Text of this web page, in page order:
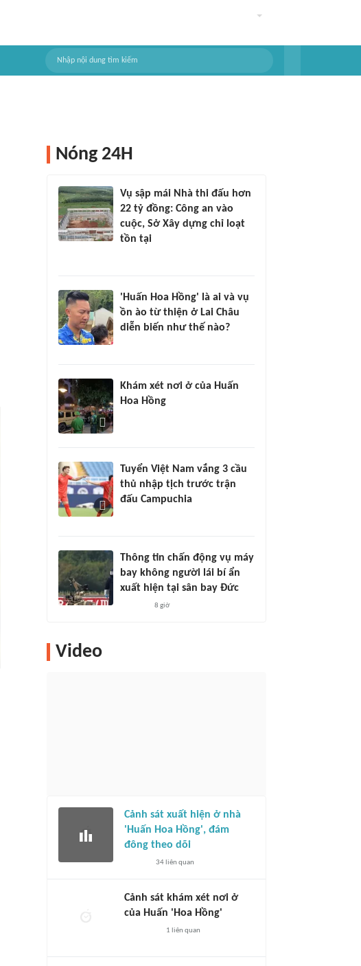
Nóng 24H
Vụ sập mái Nhà thi đấu hơn
22 tỷ đồng: Công an vào
cuộc, Sở Xây dựng chỉ loạt
tồn tại
'Huấn Hoa Hồng' là ai và vụ
ồn ào từ thiện ở Lai Châu
diễn biến như thế nào?
Khám xét nơi ở của Huấn
Hoa Hồng
Tuyển Việt Nam vắng 3 cầu
thủ nhập tịch trước trận
đấu Campuchia
Thông tin chấn động vụ máy
bay không người lái bí ẩn
xuất hiện tại sân bay Đức
8 giờ
Video
Cảnh sát xuất hiện ở nhà
'Huấn Hoa Hồng', đám
đông theo dõi
34liên quan
Cảnh sát khám xét nơi ở
của Huấn 'Hoa Hồng'
1 liên quan